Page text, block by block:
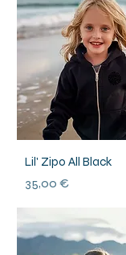
Lil' Zipo All Black
Prix
35,00 €